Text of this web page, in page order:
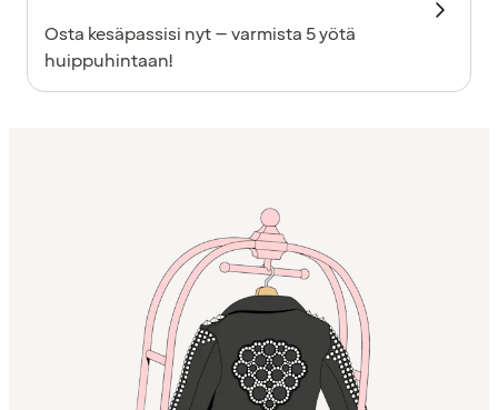
Osta kesäpassisi nyt – varmista 5 yötä
huippuhintaan!